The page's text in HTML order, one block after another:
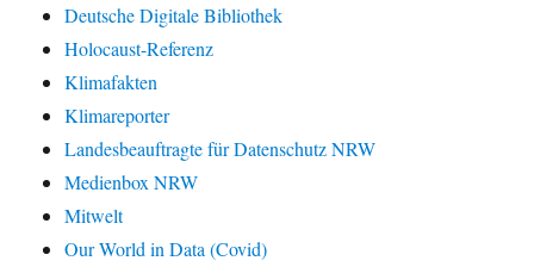
Deutsche Digitale Bibliothek
Holocaust-Referenz
Klimafakten
Klimareporter
Landesbeauftragte für Datenschutz NRW
Medienbox NRW
Mitwelt
Our World in Data (Covid)